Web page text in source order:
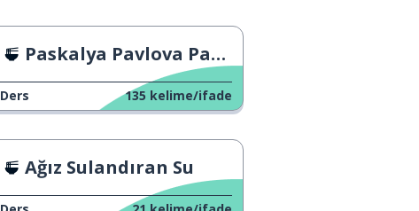
Paskalya Pavlova Pastası
Ders 135 kelime/ifade
Ağız Sulandıran Su